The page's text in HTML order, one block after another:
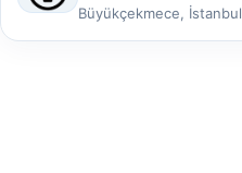
Büyükçekmece, İstanbul